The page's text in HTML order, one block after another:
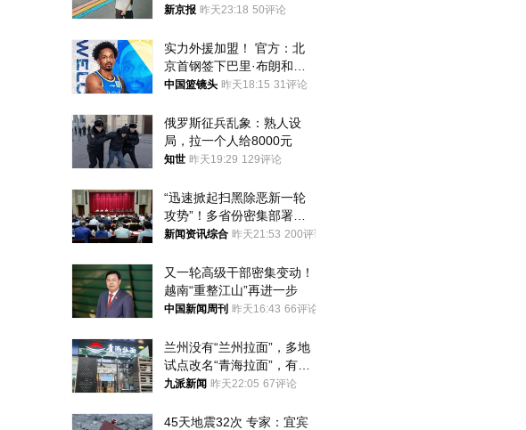
想到山里旅行
新京报 昨天23:18 50评论
实力外援加盟！ 官方：北
京首钢签下巴里·布朗和桑
普森
中国篮镜头 昨天18:15 31评论
俄罗斯征兵乱象：熟人设
局，拉一个人给8000元
知世 昨天19:29 129评论
“迅速掀起扫黑除恶新一轮
攻势”！多省份密集部署，
公布举报方式
新闻资讯综合 昨天21:53 200评论
又一轮高级干部密集变动！
越南“重整江山”再进一步
中国新闻周刊 昨天16:43 66评论
兰州没有“兰州拉面”，多地
试点改名“青海拉面”，有商
家改名已两年
九派新闻 昨天22:05 67评论
45天地震32次 专家：宜宾